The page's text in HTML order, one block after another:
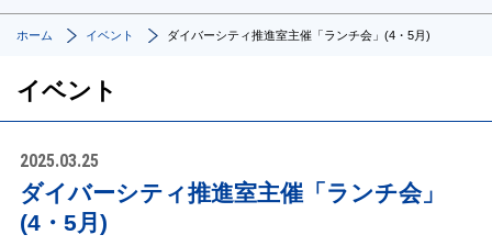
ホーム イベント ダイバーシティ推進室主催「ランチ会」(4・5月)
イベント
2025.03.25
ダイバーシティ推進室主催「ランチ会」
(4・5月)